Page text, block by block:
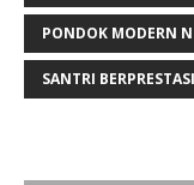
PONDOK MODERN
SANTRI BERPRESTASI